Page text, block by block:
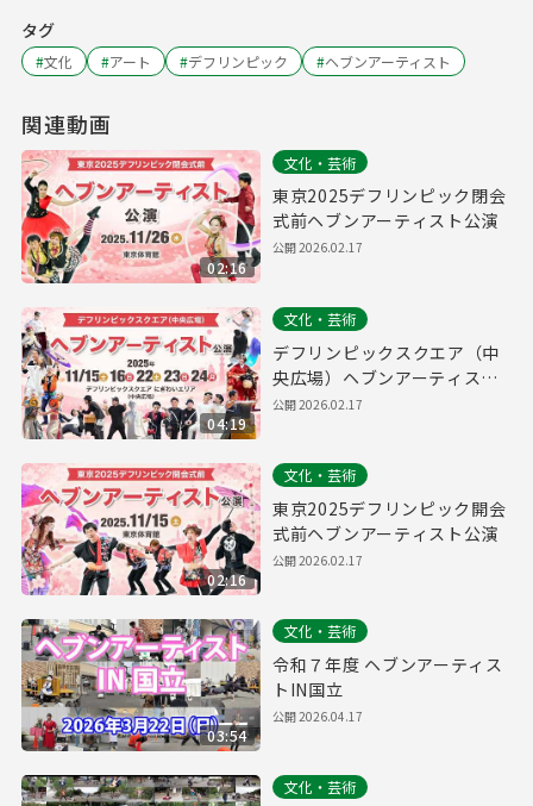
タグ
#文化 #アート #デフリンピック #ヘブンアーティスト
関連動画
02:16
文化・芸術
東京2025デフリンピック閉会
式前ヘブンアーティスト公演
公開2026.02.17
04:19
文化・芸術
デフリンピックスクエア（中
央広場）ヘブンアーティスト
公演
公開2026.02.17
02:16
文化・芸術
東京2025デフリンピック開会
式前ヘブンアーティスト公演
公開2026.02.17
03:54
文化・芸術
令和７年度 ヘブンアーティス
トIN国立
公開2026.04.17
文化・芸術